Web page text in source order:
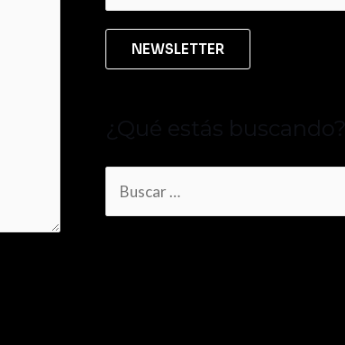
¿Qué estás buscando?